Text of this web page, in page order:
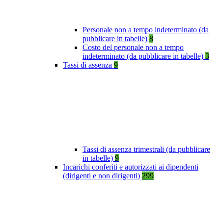
Personale non a tempo indeterminato (da
pubblicare in tabelle) 8
Costo del personale non a tempo
indeterminato (da pubblicare in tabelle) 3
Tassi di assenza 9
Tassi di assenza trimestrali (da pubblicare
in tabelle) 9
Incarichi conferiti e autorizzati ai dipendenti
(dirigenti e non dirigenti) 299